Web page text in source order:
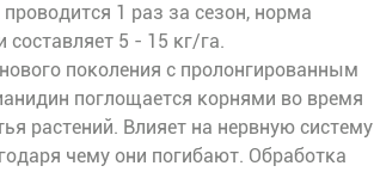
1 раз за сезон, норма
5 - 15 кг/га.
поколения с пролонгированным
поглощается корнями во время
растений. Влияет на нервную систему
чему они погибают. Обработка